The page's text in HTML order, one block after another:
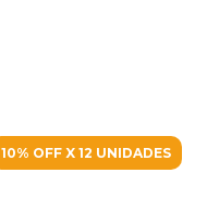
10% OFF X 12 UNIDADES